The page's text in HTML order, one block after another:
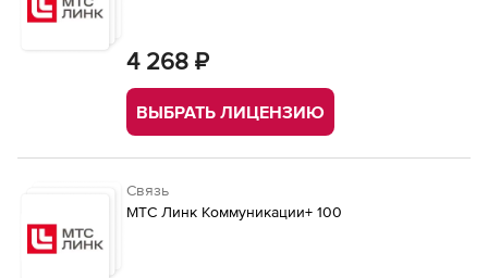
4 268 ₽
ВЫБРАТЬ ЛИЦЕНЗИЮ
Связь
МТС Линк Коммуникации+ 100